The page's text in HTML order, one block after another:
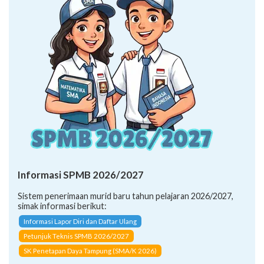
Informasi SPMB 2026/2027
Sistem penerimaan murid baru tahun pelajaran 2026/2027,
simak informasi berikut:
Informasi Lapor Diri dan Daftar Ulang
Petunjuk Teknis SPMB 2026/2027
SK Penetapan Daya Tampung (SMA/K 2026)